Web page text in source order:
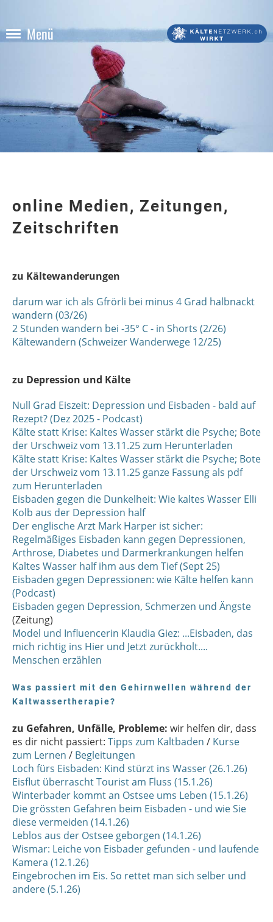
Menü
online Medien, Zeitungen,
Zeitschriften
zu Kältewanderungen
darum war ich als Gfrörli bei minus 4 Grad halbnackt
wandern (03/26)
2 Stunden wandern bei -35° C - in Shorts (2/26)
Kältewandern (Schweizer Wanderwege 12/25)
zu Depression und Kälte
Null Grad Eiszeit: Depression und Eisbaden - bald auf
Rezept? (Dez 2025 - Podcast)
Kälte statt Krise: Kaltes Wasser stärkt die Psyche; Bote
der Urschweiz vom 13.11.25 zum Herunterladen
Kälte statt Krise: Kaltes Wasser stärkt die Psyche; Bote
der Urschweiz vom 13.11.25 ganze Fassung als pdf
zum Herunterladen
Eisbaden gegen die Dunkelheit: Wie kaltes Wasser Elli
Kolb aus der Depression half
Der englische Arzt Mark Harper ist sicher:
Regelmäßiges Eisbaden kann gegen Depressionen,
Arthrose, Diabetes und Darmerkrankungen helfen
Kaltes Wasser half ihm aus dem Tief (Sept 25)
Eisbaden gegen Depressionen: wie Kälte helfen kann
(Podcast)
Eisbaden gegen Depression, Schmerzen und Ängste
(Zeitung)
Model und Influencerin Klaudia Giez: ...Eisbaden, das
mich richtig ins Hier und Jetzt zurückholt....
Menschen erzählen
Was passiert mit den Gehirnwellen während der
Kaltwassertherapie?
zu Gefahren, Unfälle, Probleme: wir helfen dir, dass
es dir nicht passiert: Tipps zum Kaltbaden / Kurse
zum Lernen / Begleitungen
Loch fürs Eisbaden: Kind stürzt ins Wasser (26.1.26)
Eisflut überrascht Tourist am Fluss (15.1.26)
Winterbader kommt an Ostsee ums Leben (15.1.26)
Die grössten Gefahren beim Eisbaden - und wie Sie
diese vermeiden (14.1.26)
Leblos aus der Ostsee geborgen (14.1.26)
Wismar: Leiche von Eisbader gefunden - und laufende
Kamera (12.1.26)
Eingebrochen im Eis. So rettet man sich selber und
andere (5.1.26)